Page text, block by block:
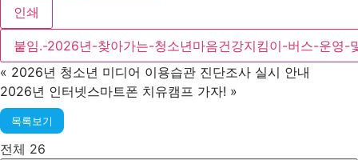
인쇄
붙임.-2026년-찾아가는-청소년마음건강지킴이-버스-운영-
« 2026년 청소년 미디어 이용습관 진단조사 실시 안내
2026년 인터넷스마트폰 치유캠프 가자! »
목록보기
전체 26